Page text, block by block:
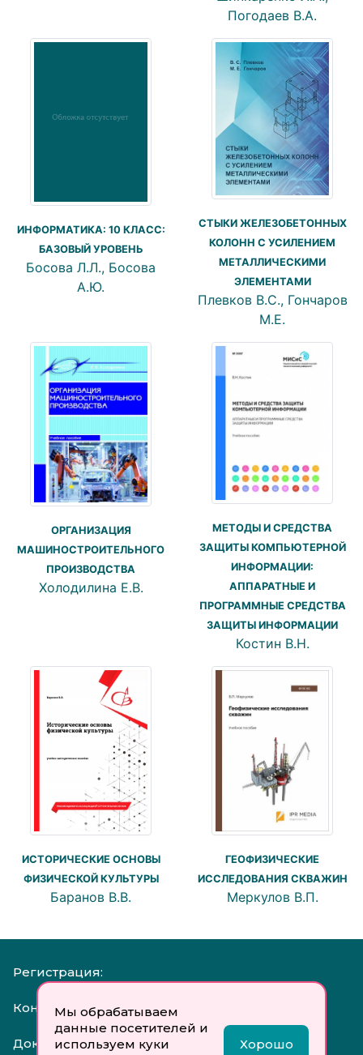
Мы обрабатываем
данные посетителей и
используем куки
Хорошо
Погодаев В.А.
ИНФОРМАТИКА: 10 КЛАСС:
БАЗОВЫЙ УРОВЕНЬ
Босова Л.Л., Босова
А.Ю.
СТЫКИ ЖЕЛЕЗОБЕТОННЫХ
КОЛОНН С УСИЛЕНИЕМ
МЕТАЛЛИЧЕСКИМИ
ЭЛЕМЕНТАМИ
Плевков В.С., Гончаров
М.Е.
ОРГАНИЗАЦИЯ
МАШИНОСТРОИТЕЛЬНОГО
ПРОИЗВОДСТВА
Холодилина Е.В.
МЕТОДЫ И СРЕДСТВА
ЗАЩИТЫ КОМПЬЮТЕРНОЙ
ИНФОРМАЦИИ:
АППАРАТНЫЕ И
ПРОГРАММНЫЕ СРЕДСТВА
ЗАЩИТЫ ИНФОРМАЦИИ
Костин В.Н.
ИСТОРИЧЕСКИЕ ОСНОВЫ
ФИЗИЧЕСКОЙ КУЛЬТУРЫ
Баранов В.В.
ГЕОФИЗИЧЕСКИЕ
ИССЛЕДОВАНИЯ СКВАЖИН
Меркулов В.П.
Регистрация:
Контакты:
Документы: